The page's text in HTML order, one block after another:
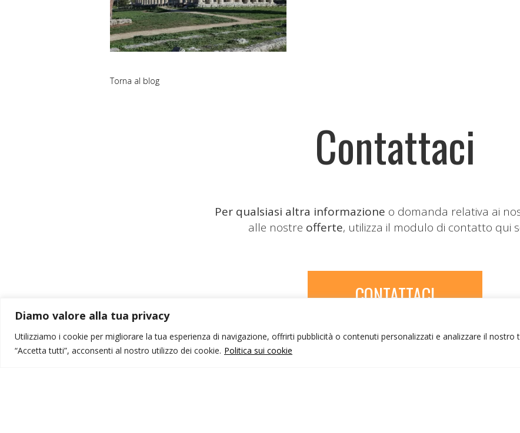
Diamo valore alla tua privacy
Utilizziamo i cookie per migliorare la tua esperienza di navigazione, offrirti pubblicità o contenuti personalizzati e analizzare il nostro
“Accetta tutti”, acconsenti al nostro utilizzo dei cookie. Politica sui cookie
Torna al blog
Contattaci
Per qualsiasi altra informazione o domanda relativa ai
alle nostre offerte, utilizza il modulo di contatto qui
CONTATTACI